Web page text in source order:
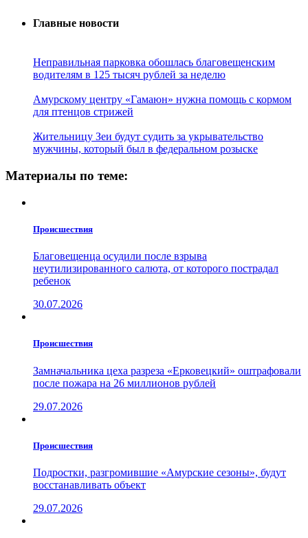
Главные новости
Неправильная парковка обошлась благовещенским
водителям в 125 тысяч рублей за неделю
Амурскому центру «Гамаюн» нужна помощь с кормом
для птенцов стрижей
Жительницу Зеи будут судить за укрывательство
мужчины, который был в федеральном розыске
Материалы по теме:
Проиcшествия
Благовещенца осудили после взрыва
неутилизированного салюта, от которого пострадал
ребенок
30.07.2026
Проиcшествия
Замначальника цеха разреза «Ерковецкий» оштрафовали
после пожара на 26 миллионов рублей
29.07.2026
Проиcшествия
Подростки, разгромившие «Амурские сезоны», будут
восстанавливать объект
29.07.2026